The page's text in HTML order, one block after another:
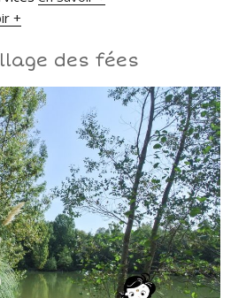
+
des fées